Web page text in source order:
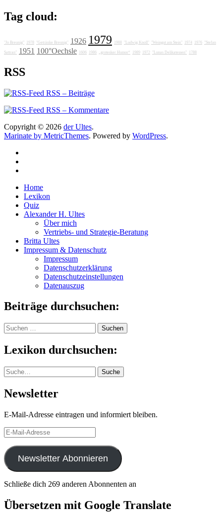
Tag cloud:
"Jo Breunig" 1978 "Getränke Breunig" 1926 1979 1988 "Ludwig Knoll" "Weingut am Stein" 1974 1976 "Stefan
Sattran" 1951 100°Oechsle 1606 1986 „grotesker Humor“ 1989 1972 "Lunas Delikatessen" 1788
RSS
RSS – Beiträge
RSS – Kommentare
Copyright © 2026 der Ultes.
Marinate by MetricThemes. Powered by WordPress.
Home
Lexikon
Quiz
Alexander H. Ultes
Über mich
Vertriebs- und Strategie-Beratung
Britta Ultes
Impressum & Datenschutz
Impressum
Datenschutzerklärung
Datenschutzeinstellungen
Datenauszug
Beiträge durchsuchen:
Suchen
nach:
Lexikon durchsuchen:
Suche Suche
Newsletter
E-Mail-Adresse eintragen und informiert bleiben.
E-
Mail-
Adresse
Newsletter Abonnieren
Schließe dich 269 anderen Abonnenten an
Übersetzen mit Google Translate